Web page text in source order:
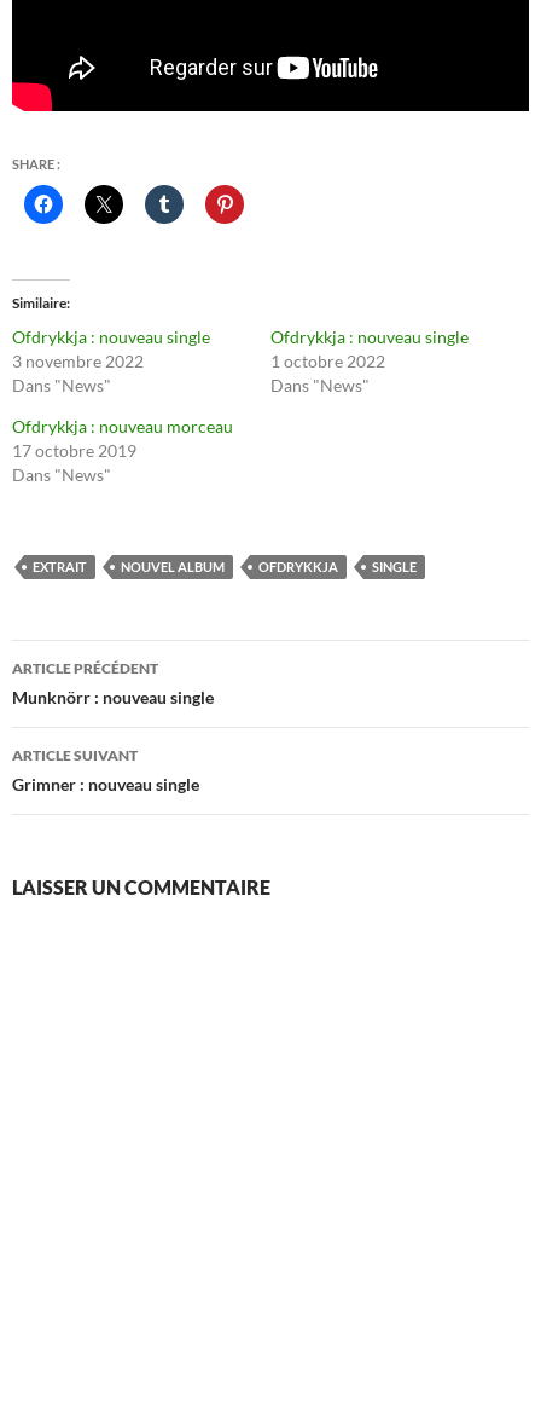
SHARE :
Similaire
Ofdrykkja : nouveau single
3 novembre 2022
Dans "News"
Ofdrykkja : nouveau single
1 octobre 2022
Dans "News"
Ofdrykkja : nouveau morceau
17 octobre 2019
Dans "News"
EXTRAIT NOUVEL ALBUM OFDRYKKJA SINGLE
Navigation
des
articles
ARTICLE PRÉCÉDENT
Munknörr : nouveau single
ARTICLE SUIVANT
Grimner : nouveau single
LAISSER UN COMMENTAIRE